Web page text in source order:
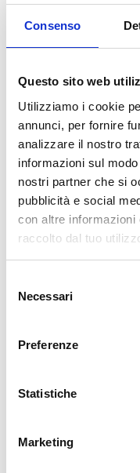
Consenso
Questo sito web
Utilizziamo i cookie
annunci, per fornire
analizzare il nostro
informazioni sul
nostri partner che si
pubblicità e social
con altre informazioni
raccolto dal tuo
delNecessari
Preferenze
Statistiche
Marketing
I